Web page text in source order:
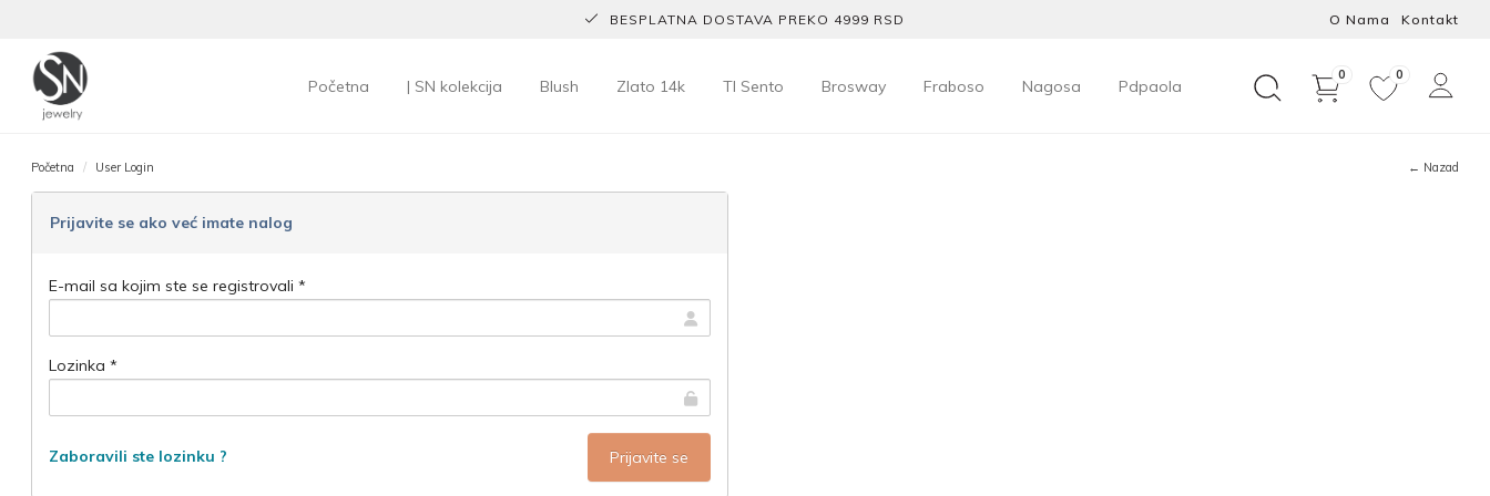
BESPLATNA DOSTAVA PREKO 4999 RSD O Nama Kontakt
Početna | SN kolekcija Blush Zlato 14k TI Sento Brosway Fraboso Nagosa Pdpaola
0 0
Početna User Login ← Nazad
Prijavite se ako već imate nalog
E-mail sa kojim ste se registrovali *
Lozinka *
Zaboravili ste lozinku ?